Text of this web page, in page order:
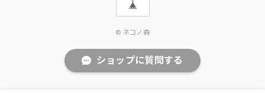
© ネコノ森
ショップに質問する